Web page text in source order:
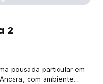
2
pousada particular em
com ambiente